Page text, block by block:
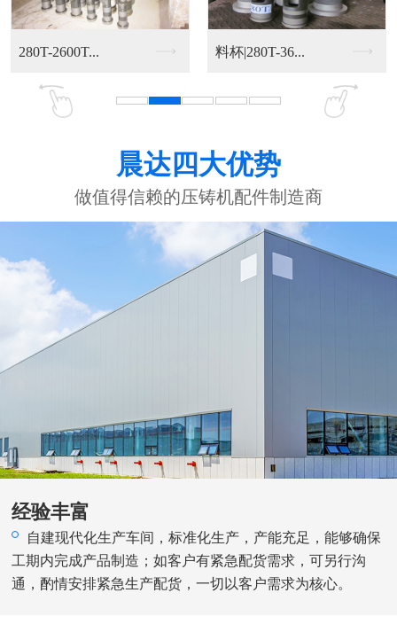
油咀 喷雾头/喷雾咀
晨达四大优势
做值得信赖的压铸机配件制造商
经验丰富
自建现代化生产车间，标准化生产，产能充足，能够确保
工期内完成产品制造；如客户有紧急配货需求，可另行沟
通，酌情安排紧急生产配货，一切以客户需求为核心。